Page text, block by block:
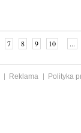
7 8 9 10 ...
Reklama
Polityka